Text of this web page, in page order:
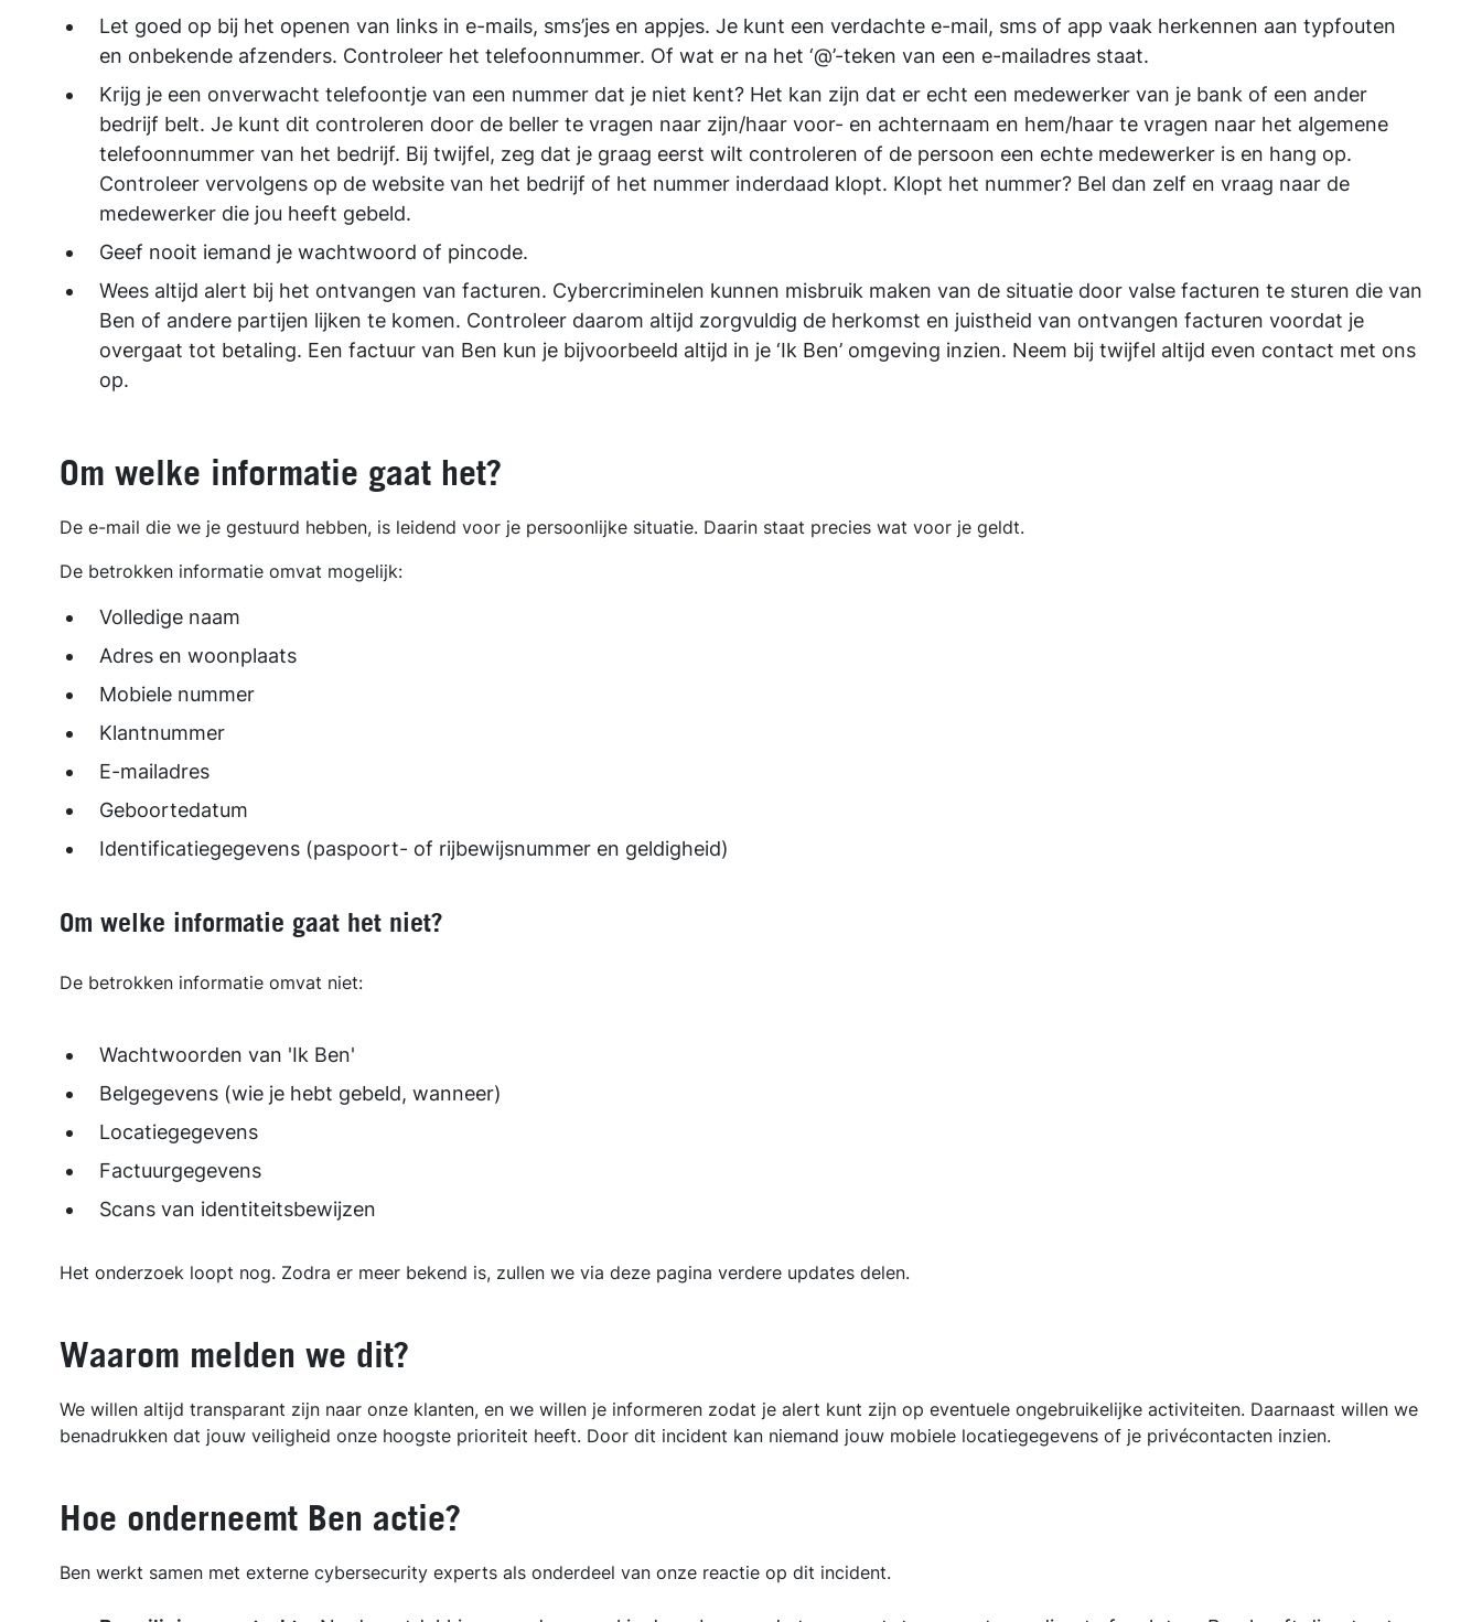
Let goed op bij het openen van links in e-mails, sms’jes en appjes. Je kunt een verdachte e-mail, sms of app vaak herkennen aan typfouten
en onbekende afzenders. Controleer het telefoonnummer. Of wat er na het ‘@’-teken van een e-mailadres staat.
Krijg je een onverwacht telefoontje van een nummer dat je niet kent? Het kan zijn dat er echt een medewerker van je bank of een ander
bedrijf belt. Je kunt dit controleren door de beller te vragen naar zijn/haar voor- en achternaam en hem/haar te vragen naar het algemene
telefoonnummer van het bedrijf. Bij twijfel, zeg dat je graag eerst wilt controleren of de persoon een echte medewerker is en hang op.
Controleer vervolgens op de website van het bedrijf of het nummer inderdaad klopt. Klopt het nummer? Bel dan zelf en vraag naar de
medewerker die jou heeft gebeld.
Geef nooit iemand je wachtwoord of pincode.
Wees altijd alert bij het ontvangen van facturen. Cybercriminelen kunnen misbruik maken van de situatie door valse facturen te sturen die van
Ben of andere partijen lijken te komen. Controleer daarom altijd zorgvuldig de herkomst en juistheid van ontvangen facturen voordat je
overgaat tot betaling. Een factuur van Ben kun je bijvoorbeeld altijd in je ‘Ik Ben’ omgeving inzien. Neem bij twijfel altijd even contact met ons
op.
Om welke informatie gaat het?
De e-mail die we je gestuurd hebben, is leidend voor je persoonlijke situatie. Daarin staat precies wat voor je geldt.
De betrokken informatie omvat mogelijk:
Volledige naam
Adres en woonplaats
Mobiele nummer
Klantnummer
E-mailadres
Geboortedatum
Identificatiegegevens (paspoort- of rijbewijsnummer en geldigheid)
Om welke informatie gaat het niet?
De betrokken informatie omvat niet:
Wachtwoorden van 'Ik Ben'
Belgegevens (wie je hebt gebeld, wanneer)
Locatiegegevens
Factuurgegevens
Scans van identiteitsbewijzen
Het onderzoek loopt nog. Zodra er meer bekend is, zullen we via deze pagina verdere updates delen.
Waarom melden we dit?
We willen altijd transparant zijn naar onze klanten, en we willen je informeren zodat je alert kunt zijn op eventuele ongebruikelijke activiteiten. Daarnaast willen we
benadrukken dat jouw veiligheid onze hoogste prioriteit heeft. Door dit incident kan niemand jouw mobiele locatiegegevens of je privécontacten inzien.
Hoe onderneemt Ben actie?
Ben werkt samen met externe cybersecurity experts als onderdeel van onze reactie op dit incident.